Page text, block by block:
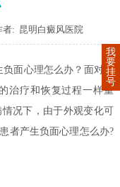
者: 昆明白癜风医院
面心理怎么办？面对任
治疗和恢复过程一样重
况下，由于外观变化可
者产生负面心理怎么办?
我
要
挂
号